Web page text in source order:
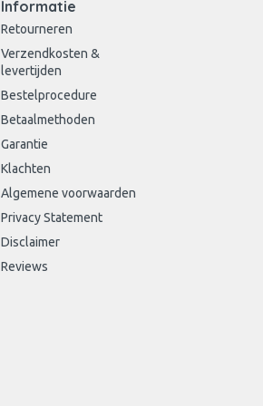
Informatie
Retourneren
Verzendkosten &
levertijden
Bestelprocedure
Betaalmethoden
Garantie
Klachten
Algemene voorwaarden
Privacy Statement
Disclaimer
Reviews